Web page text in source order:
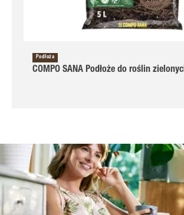
Podłoża
COMPO SANA Podłoże do roślin